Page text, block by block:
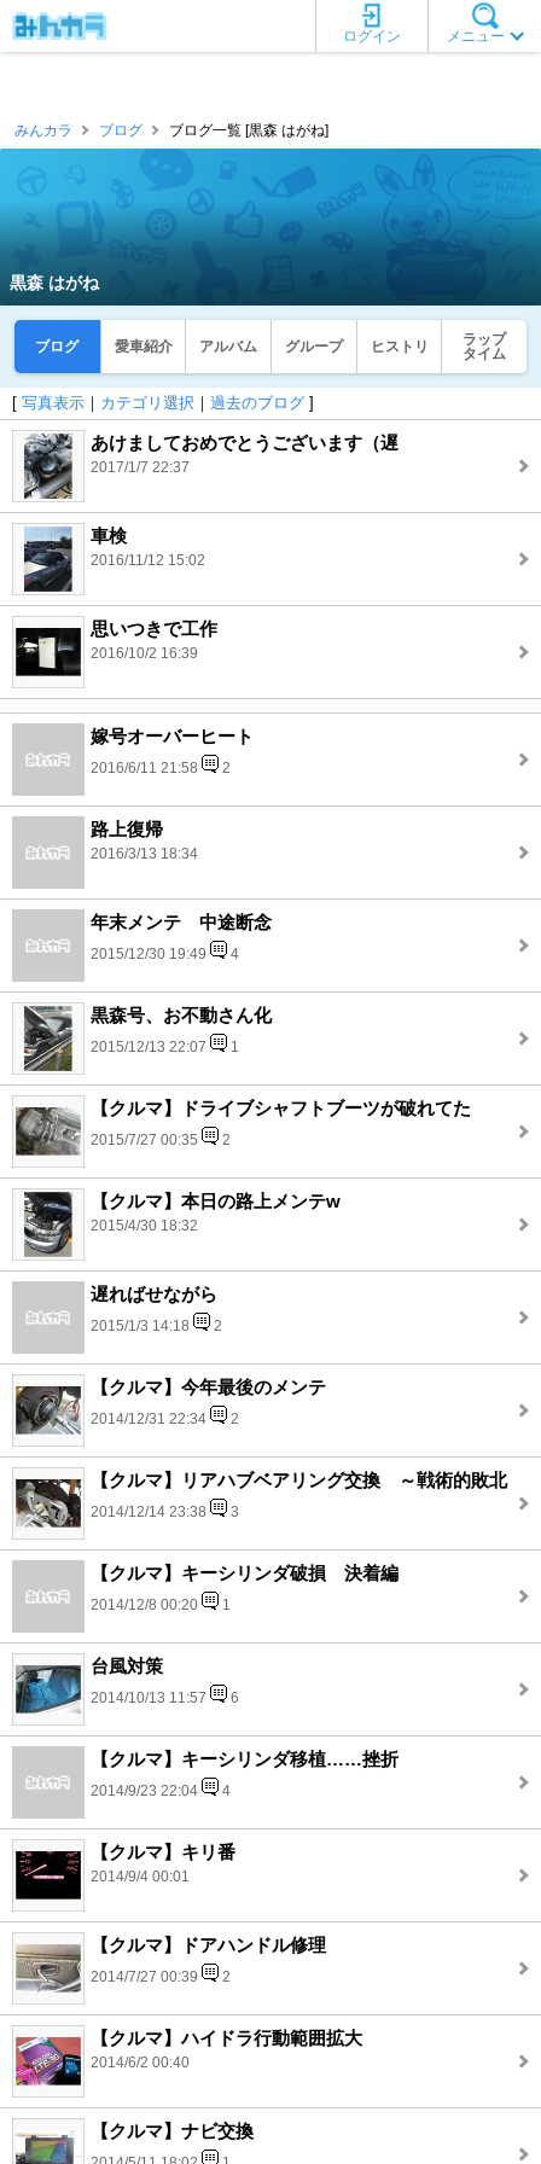
メニュー
ログイン
みんカラ ブログ ブログ一覧 [黒森 はがね]
黒森 はがね
ブログ 愛車紹介 アルバム グループ ヒストリ
ラップ
タイム
[ 写真表示 ｜ カテゴリ選択 ｜ 過去のブログ ]
あけましておめでとうございます（遅
2017/1/7 22:37
車検
2016/11/12 15:02
思いつきで工作
2016/10/2 16:39
嫁号オーバーヒート
2016/6/11 21:58 2
路上復帰
2016/3/13 18:34
年末メンテ 中途断念
2015/12/30 19:49 4
黒森号、お不動さん化
2015/12/13 22:07 1
【クルマ】ドライブシャフトブーツが破れてた
2015/7/27 00:35 2
【クルマ】本日の路上メンテw
2015/4/30 18:32
遅ればせながら
2015/1/3 14:18 2
【クルマ】今年最後のメンテ
2014/12/31 22:34 2
【クルマ】リアハブベアリング交換 ～戦術的敗北
2014/12/14 23:38 3
【クルマ】キーシリンダ破損 決着編
2014/12/8 00:20 1
台風対策
2014/10/13 11:57 6
【クルマ】キーシリンダ移植……挫折
2014/9/23 22:04 4
【クルマ】キリ番
2014/9/4 00:01
【クルマ】ドアハンドル修理
2014/7/27 00:39 2
【クルマ】ハイドラ行動範囲拡大
2014/6/2 00:40
【クルマ】ナビ交換